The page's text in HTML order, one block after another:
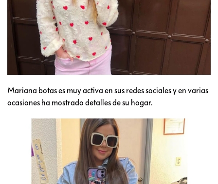
Mariana botas es muy activa en sus redes sociales y en varias
ocasiones ha mostrado detalles de su hogar.